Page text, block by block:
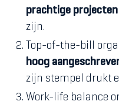
prachtige projecten
zijn.
Top-of-the-bill
hoog
zijn stempel drukt
Work-life balance